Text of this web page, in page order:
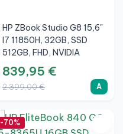
HP ZBook Studio G8 15,6"
I7 11850H, 32GB, SSD
512GB, FHD, NVIDIA
Quadro T1200 4GB, A
839,95 €
2.399,00 € A
-70%